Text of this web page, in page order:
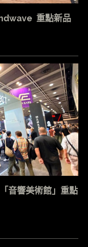
重點新品
音響美術館」重點